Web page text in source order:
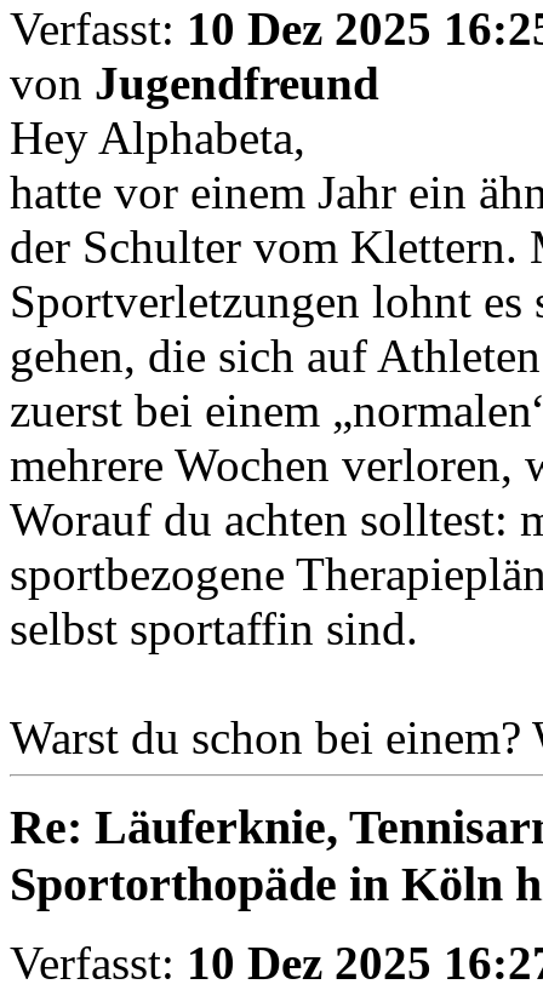
Verfasst: 10 Dez 2025
von Jugendfreund
Hey Alphabeta,
hatte vor einem Jahr ein
der Schulter vom Klettern.
Sportverletzungen lohnt
gehen, die sich auf
zuerst bei einem
mehrere Wochen verloren,
Worauf du achten solltest:
sportbezogene
selbst sportaffin sind.
Warst du schon bei einem?
Re: Läuferknie,
Sportorthopäde in Köln
Verfasst: 10 Dez 2025